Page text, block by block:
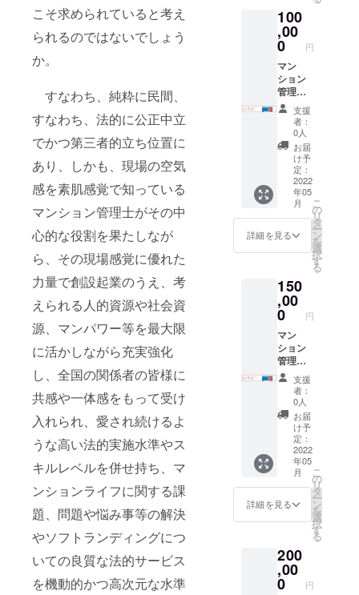
こそ求められていると考え
られるのではないでしょう
か。
すなわち、純粋に民間、
すなわち、法的に公正中立
でかつ第三者的立ち位置に
あり、しかも、現場の空気
感を素肌感覚で知っている
マンション管理士がその中
心的な役割を果たしなが
ら、その現場感覚に優れた
力量で創設起業のうえ、考
えられる人的資源や社会資
源、マンパワー等を最大限
に活かしながら充実強化
し、全国の関係者の皆様に
共感や一体感をもって受け
入れられ、愛され続けるよ
うな高い法的実施水準やス
キルレベルを併せ持ち、マ
ンションライフに関する課
題、問題や悩み事等の解決
やソフトランディングにつ
いての良質な法的サービス
を機動的かつ高次元な水準
100
,00
0 円
マン
ション
管理
士.com
企業
バナー
広告（2
年間）
支援
者：
0人
お届
け予
定：
2022
年05
月
詳細を見る
こ
の
リ
タ
ー
ン
を
選
択
す
る
150
,00
0 円
マン
ション
管理
士.com
企業
バナー
広告（3
年間）
支援
者：
0人
お届
け予
定：
2022
年05
月
詳細を見る
こ
の
リ
タ
ー
ン
を
選
択
す
る
200
,00
0 円